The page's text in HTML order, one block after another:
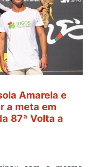
Amarela e
a meta em
87ª Volta a